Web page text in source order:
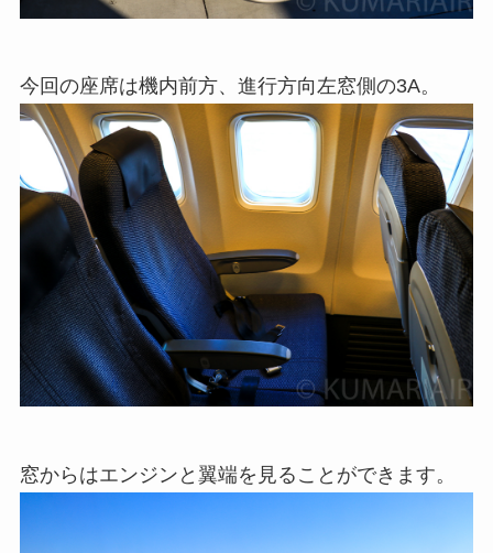
今回の座席は機内前方、進行方向左窓側の3A。
窓からはエンジンと翼端を見ることができます。